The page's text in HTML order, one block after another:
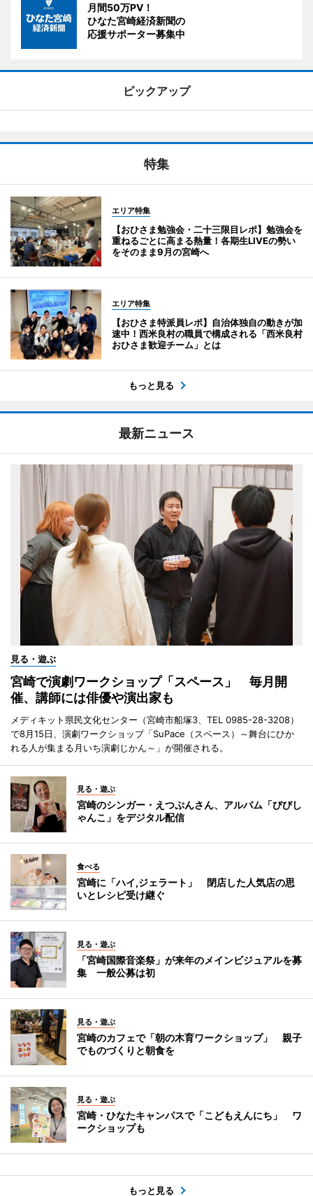
月間50万PV！
ひなた宮崎経済新聞の
応援サポーター募集中
ピックアップ
特集
エリア特集
【おひさま勉強会・二十三限目レポ】勉強会を
重ねるごとに高まる熱量！各期生LIVEの勢い
をそのまま9月の宮崎へ
エリア特集
【おひさま特派員レポ】自治体独自の動きが加
速中！西米良村の職員で構成される「西米良村
おひさま歓迎チーム」とは
もっと見る
最新ニュース
見る・遊ぶ
宮崎で演劇ワークショップ「スペース」 毎月開
催、講師には俳優や演出家も
メディキット県民文化センター（宮崎市船塚3、TEL 0985-28-3208）
で8月15日、演劇ワークショップ「SuPace（スペース）～舞台にひか
れる人が集まる月いち演劇じかん～」が開催される。
見る・遊ぶ
宮崎のシンガー・えつぷんさん、アルバム「びびし
ゃんこ」をデジタル配信
食べる
宮崎に「ハイ,ジェラート」 閉店した人気店の思
いとレシピ受け継ぐ
見る・遊ぶ
「宮崎国際音楽祭」が来年のメインビジュアルを募
集 一般公募は初
見る・遊ぶ
宮崎のカフェで「朝の木育ワークショップ」 親子
でものづくりと朝食を
見る・遊ぶ
宮崎・ひなたキャンパスで「こどもえんにち」 ワ
ークショップも
もっと見る